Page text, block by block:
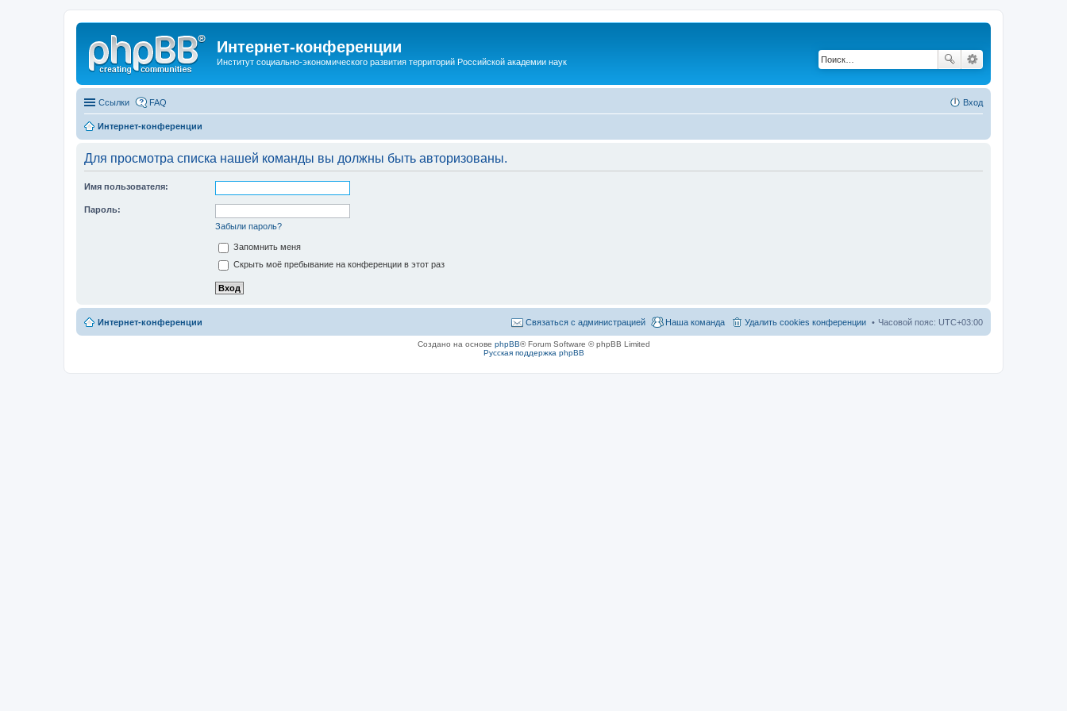
Интернет-конференции
Институт социально-экономического развития территорий Российской академии наук
Ссылки FAQ Вход
Интернет-конференции
Для просмотра списка нашей команды вы должны быть авторизованы.
Имя пользователя:
Пароль:
Забыли пароль?
Запомнить меня
Скрыть моё пребывание на конференции в этот раз
Интернет-конференции Часовой пояс: UTC+03:00
Удалить cookies конференции
Наша команда
Связаться с администрацией
Создано на основе phpBB® Forum Software © phpBB Limited
Русская поддержка phpBB